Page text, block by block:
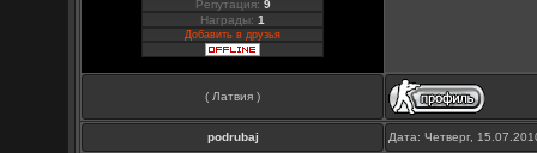
Репутация: 9
Награды:1
Добавить в друзья
( Латвия )
podrubaj Дата: Четверг,